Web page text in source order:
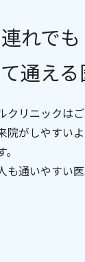
れでも
通え
クリニックは
院がしやすい
も通いやすい
トニング、矯正、